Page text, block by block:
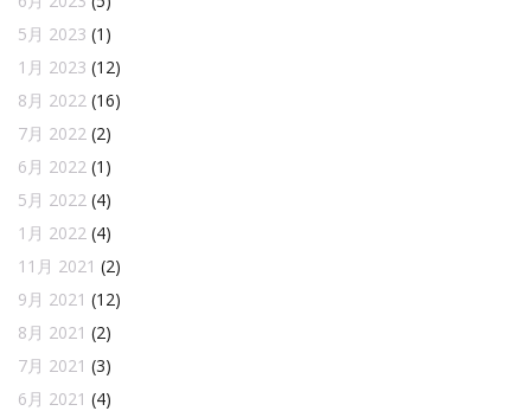
5月 2023 (1)
1月 2023 (12)
8月 2022 (16)
7月 2022 (2)
6月 2022 (1)
5月 2022 (4)
1月 2022 (4)
11月 2021 (2)
9月 2021 (12)
8月 2021 (2)
7月 2021 (3)
6月 2021 (4)